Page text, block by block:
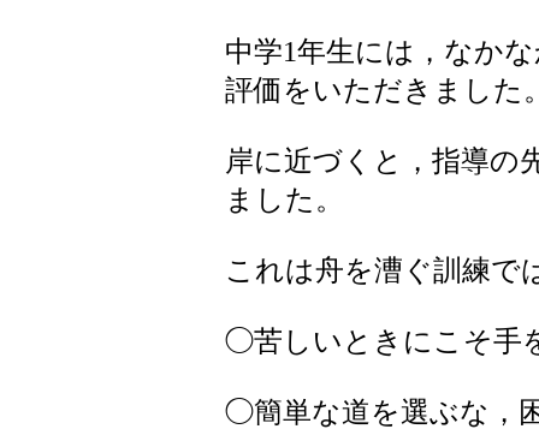
中学1年生には，なか
評価をいただきました
岸に近づくと，指導の
ました。
これは舟を漕ぐ訓練で
◯苦しいときにこそ手
◯簡単な道を選ぶな，